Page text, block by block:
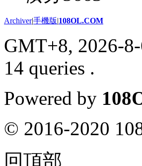
Archiver|手機版|108OL.COM
GMT+8, 2026-
14 queries .
Powered by
© 2016-2020
回頂部